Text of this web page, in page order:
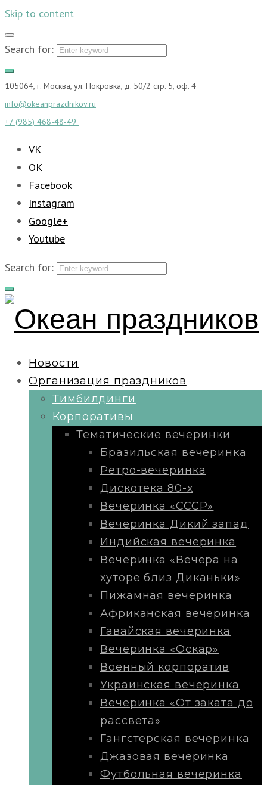
Skip to content
Search for:
105064, г. Москва, ул. Покровка, д. 50/2 стр. 5, оф. 4
info@okeanprazdnikov.ru
+7 (985) 468-48-49
VK
OK
Facebook
Instagram
Google+
Youtube
Search for:
Новости
Организация праздников
Тимбилдинги
Корпоративы
Тематические вечеринки
Бразильская вечеринка
Ретро-вечеринка
Дискотека 80-х
Вечеринка «СССР»
Вечеринка Дикий запад
Индийская вечеринка
Вечеринка «Вечера на
хуторе близ Диканьки»
Пижамная вечеринка
Африканская вечеринка
Гавайская вечеринка
Вечеринка «Оскар»
Военный корпоратив
Украинская вечеринка
Вечеринка «От заката до
рассвета»
Гангстерская вечеринка
Джазовая вечеринка
Футбольная вечеринка